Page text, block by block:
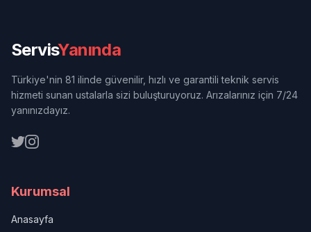
ServisYanında
Türkiye'nin 81 ilinde güvenilir, hızlı ve garantili teknik servis
hizmeti sunan ustalarla sizi buluşturuyoruz. Arızalarınız için 7/24
yanınızdayız.
Kurumsal
Anasayfa